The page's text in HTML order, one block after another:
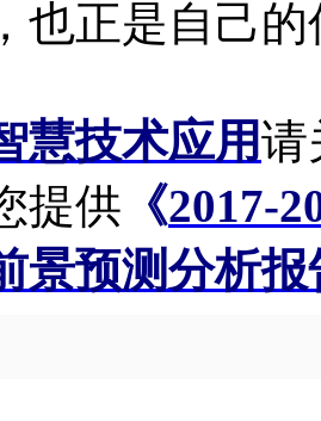
也正是自己的
慧技术应用请
提供 《2017-
景预测分析报